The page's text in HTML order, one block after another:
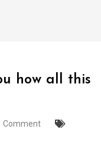
how all this
Comment